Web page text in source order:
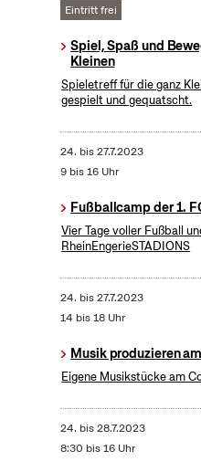
Eintritt frei
Spiel, Spaß und
Kleinen
Spieletreff für die ganz
gespielt und gequatscht.
24. bis27.7.2023
9 bis 16 Uhr
Fußballcamp der 1.
Vier Tage voller Fußball
RheinEngerieSTADIONS
24. bis27.7.2023
14 bis 18 Uhr
Musik produzieren
Eigene Musikstücke am
24. bis28.7.2023
8:30 bis 16 Uhr